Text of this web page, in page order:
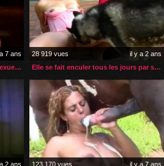
7 ans
Femme rousse qui a un rapport sexuel avec son chien
28 919 vues
il y a 2 ans
Elle se fait enculer tous les jours par son chien
2 ans 123 170 vues il y a 7 ans